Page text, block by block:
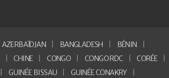
AZERBAÏDJAN BANGLADESH
BÉNIN
CHINE CONGO CONGO RDC
CORÉE
GUINÉE BISSAU
GUINÉE CONAKRY